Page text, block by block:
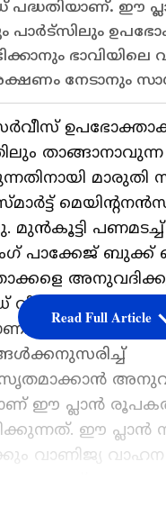
പദ്ധതിയാണ്. ഈ
പാർട്സിലും
ഭാവിയിലെ
നേടാനും
താങ്ങാനാവുന്ന
മുൻകൂട്ടി
പാക്കേജ് ബുക്ക്
വിൽപ്പനാനന്തര
കാർ
ഈ പ്ലാൻ
ഈ പ്ലാൻ
വാണിജ്യ
Read Full Article